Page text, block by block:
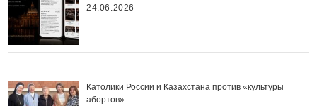
24.06.2026
Католики России и Казахстана против «культуры
абортов»